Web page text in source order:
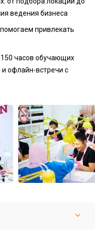
ведения бизнеса
привлекать
часов обучающих
офлайн-встречи с